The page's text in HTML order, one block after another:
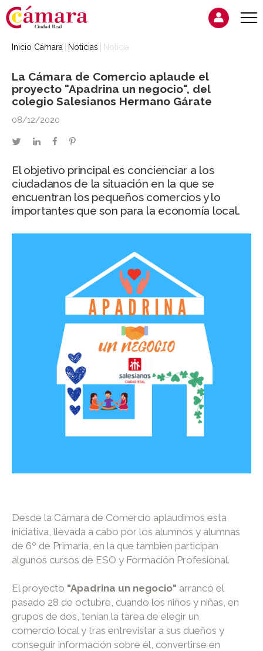
Inicio Cámara Noticias Noticia
La Cámara de Comercio aplaude el
proyecto "Apadrina un negocio", del
colegio Salesianos Hermano Gárate
08/12/2020
twitterlinkedinfacebookpinterest
El objetivo principal es concienciar a los
ciudadanos de la situación en la que se
encuentran los pequeños comercios y lo
importantes que son para la economía local.
Desde la Cámara de Comercio aplaudimos esta
iniciativa, llevada a cabo por los alumnos y alumnas
de 6º de Primaria, en la que tambien participan
algunos cursos de ESO y Formación Profesional.
El proyecto "Apadrina un negocio" arrancó el
pasado 28 de octubre, cuando los niños y niñas, en
grupos de dos, tenían la tarea de elegir un
comercio local y tras entrevistar a sus dueños y
conseguir información sobre él, convertirse en